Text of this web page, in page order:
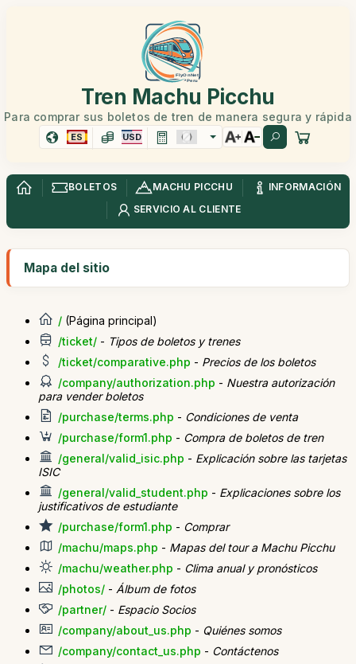
Tren Machu Picchu
Para comprar sus boletos de tren de manera segura y rápida
ES USD
BOLETOS MACHU PICCHU
INFORMACIÓN
SERVICIO AL CLIENTE
Mapa del sitio
/ (Página principal)
/ticket/ - Tipos de boletos y trenes
/ticket/comparative.php - Precios de los boletos
/company/authorization.php - Nuestra autorización
para vender boletos
/purchase/terms.php - Condiciones de venta
/purchase/form1.php - Compra de boletos de tren
/general/valid_isic.php - Explicación sobre las tarjetas
ISIC
/general/valid_student.php - Explicaciones sobre los
justificativos de estudiante
/purchase/form1.php - Comprar
/machu/maps.php - Mapas del tour a Machu Picchu
/machu/weather.php - Clima anual y pronósticos
/photos/ - Álbum de fotos
/partner/ - Espacio Socios
/company/about_us.php - Quiénes somos
/company/contact_us.php - Contáctenos